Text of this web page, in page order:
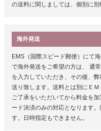
の送料に関しましては、個別に
海外発送
EMS（国際スピード郵便）にて
で海外発送をご希望の方は、 通
を入力していただき、その後、
送り致します。送料とは別にＥ
ご了承をいただいてから料金を
ード決済のみの対応となります
す。日時指定もできません。